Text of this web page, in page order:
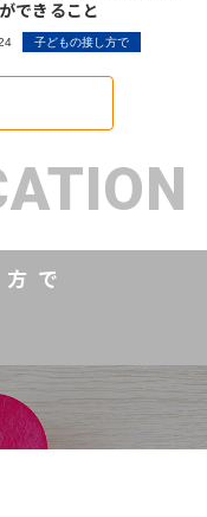
できること
子どもの接し方で
で